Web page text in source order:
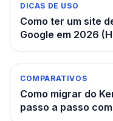
DICAS DE USO
Como ter um site
Google em 2026
COMPARATIVOS
Como migrar do
passo a passo